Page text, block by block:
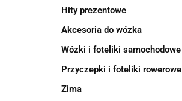
Hity prezentowe
Akcesoria do wózka
Wózki i foteliki samochodowe
Przyczepki i foteliki rowerowe
Zima